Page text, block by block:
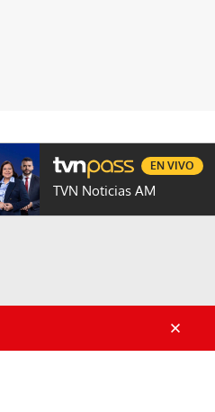
PROGRAMAS GENTE TVN
TVN Noticias AM
EN VIVO